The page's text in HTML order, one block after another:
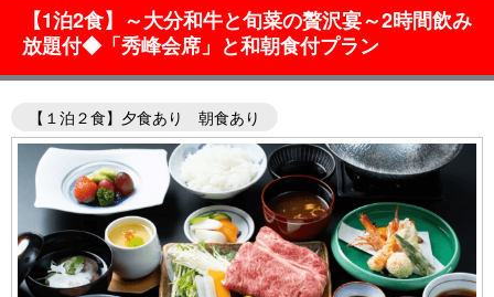
【1泊2食】～大分和牛と旬菜の贅沢宴～2時間飲み
放題付◆「秀峰会席」と和朝食付プラン
【１泊２食】夕食あり 朝食あり